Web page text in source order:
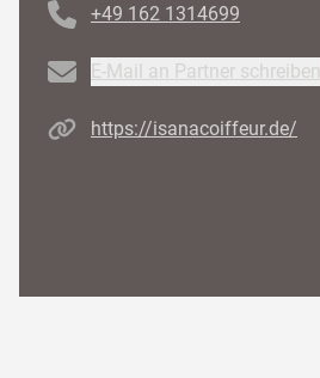
+49 162 1314699
EmailE-Mail an Partner schreiben
Homepagehttps://isanacoiffeur.de/